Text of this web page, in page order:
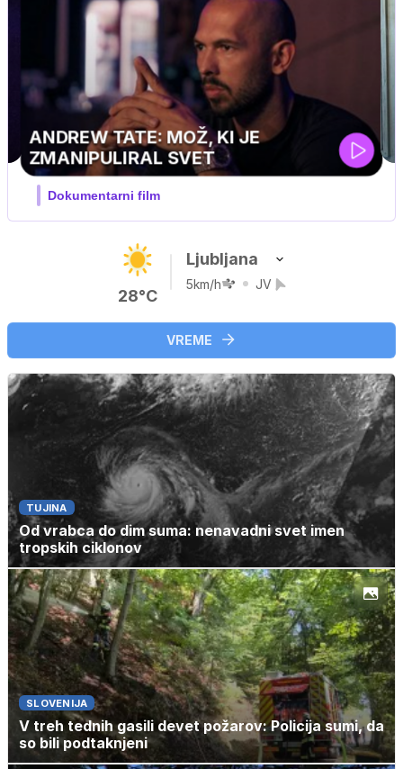
28°C
Ljubljana
5km/h JV
VREME
TUJINA
Od vrabca do dim suma: nenavadni svet imen
tropskih ciklonov
SLOVENIJA
V treh tednih gasili devet požarov: Policija sumi, da
so bili podtaknjeni